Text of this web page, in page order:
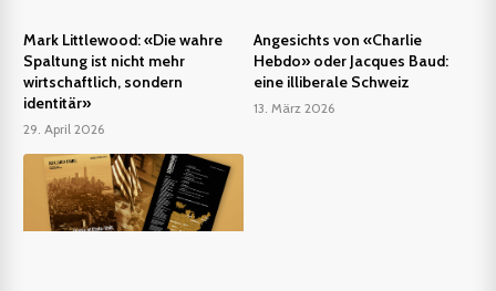
Mark Littlewood: «Die wahre
Spaltung ist nicht mehr
wirtschaftlich, sondern
identitär»
29. April 2026
Angesichts von «Charlie
Hebdo» oder Jacques Baud:
eine illiberale Schweiz
13. März 2026